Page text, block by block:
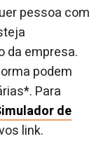
pessoa com
da empresa.
podem
Para
de
link.